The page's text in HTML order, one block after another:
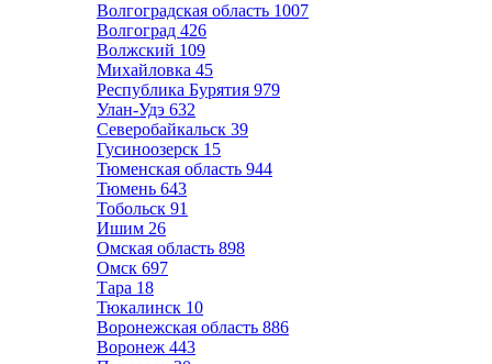
Волгоградская область 1007
Волгоград 426
Волжский 109
Михайловка 45
Республика Бурятия 979
Улан-Удэ 632
Северобайкальск 39
Гусиноозерск 15
Тюменская область 944
Тюмень 643
Тобольск 91
Ишим 26
Омская область 898
Омск 697
Тара 18
Тюкалинск 10
Воронежская область 886
Воронеж 443